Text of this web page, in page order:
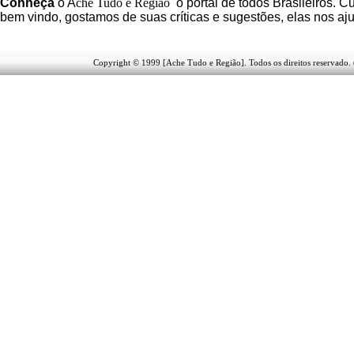
Conheça oAche Tudo e Região o portal de todos Brasileiros.
bem vindo, gostamos de suas críticas e sugestões, elas nos
Copyright © 1999 [Ache Tudo e Região]. Todos os direitos reservado.